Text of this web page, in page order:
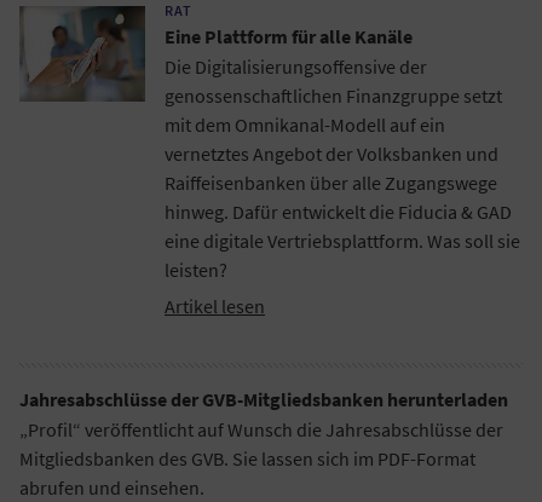
RAT
Eine Plattform für alle Kanäle
Die Digitalisierungsoffensive der
genossenschaftlichen Finanzgruppe setzt
mit dem Omnikanal-Modell auf ein
vernetztes Angebot der Volksbanken und
Raiffeisenbanken über alle Zugangswege
hinweg. Dafür entwickelt die Fiducia & GAD
eine digitale Vertriebsplattform. Was soll sie
leisten?
Artikel lesen
Jahresabschlüsse der GVB-Mitgliedsbanken herunterladen
„Profil“ veröffentlicht auf Wunsch die Jahresabschlüsse der
Mitgliedsbanken des GVB. Sie lassen sich im PDF-Format
abrufen und einsehen.